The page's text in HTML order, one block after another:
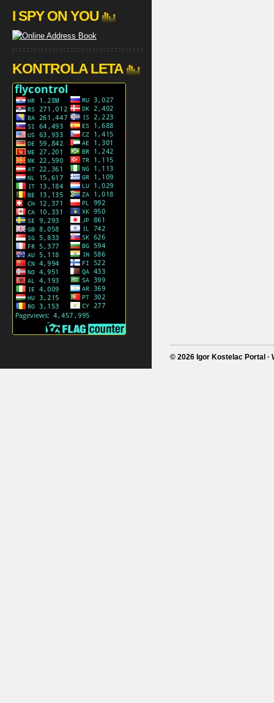
I SPY ON YOU
KONTROLA LETA
© 2026 Igor Kostelac Portal